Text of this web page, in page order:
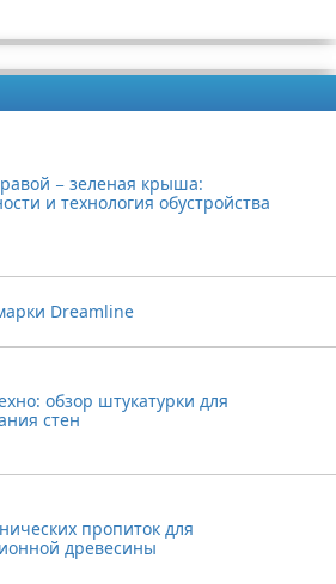
− зеленая крыша:
и технология обустройства
Dreamline
обзор штукатурки для
стен
пропиток для
древесины